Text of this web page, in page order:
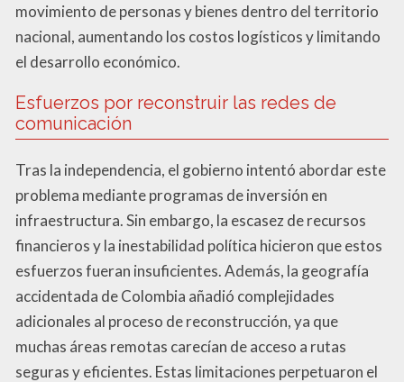
movimiento de personas y bienes dentro del territorio
nacional, aumentando los costos logísticos y limitando
el desarrollo económico.
Esfuerzos por reconstruir las redes de
comunicación
Tras la independencia, el gobierno intentó abordar este
problema mediante programas de inversión en
infraestructura. Sin embargo, la escasez de recursos
financieros y la inestabilidad política hicieron que estos
esfuerzos fueran insuficientes. Además, la geografía
accidentada de Colombia añadió complejidades
adicionales al proceso de reconstrucción, ya que
muchas áreas remotas carecían de acceso a rutas
seguras y eficientes. Estas limitaciones perpetuaron el